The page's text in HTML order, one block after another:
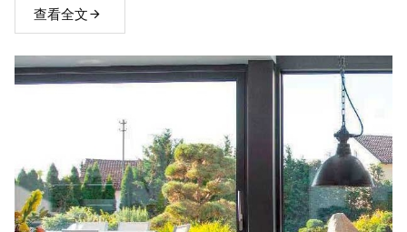
满足不同客户的需求。
查看全文